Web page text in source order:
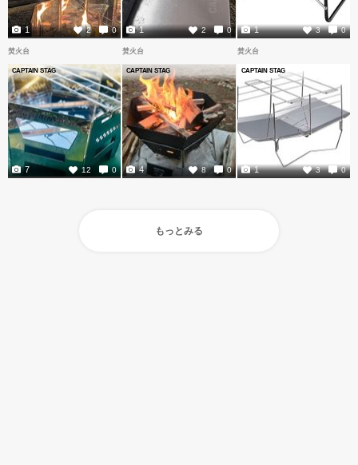
2 0
1 2 0
1 3 0
1
焚火台
CAPTAIN STAG
12 0
7
焚火台
CAPTAIN STAG
8 0
4
焚火台
CAPTAIN STAG
3 0
1
もっとみる